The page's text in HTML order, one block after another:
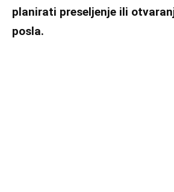
planirati preseljenje ili
posla.